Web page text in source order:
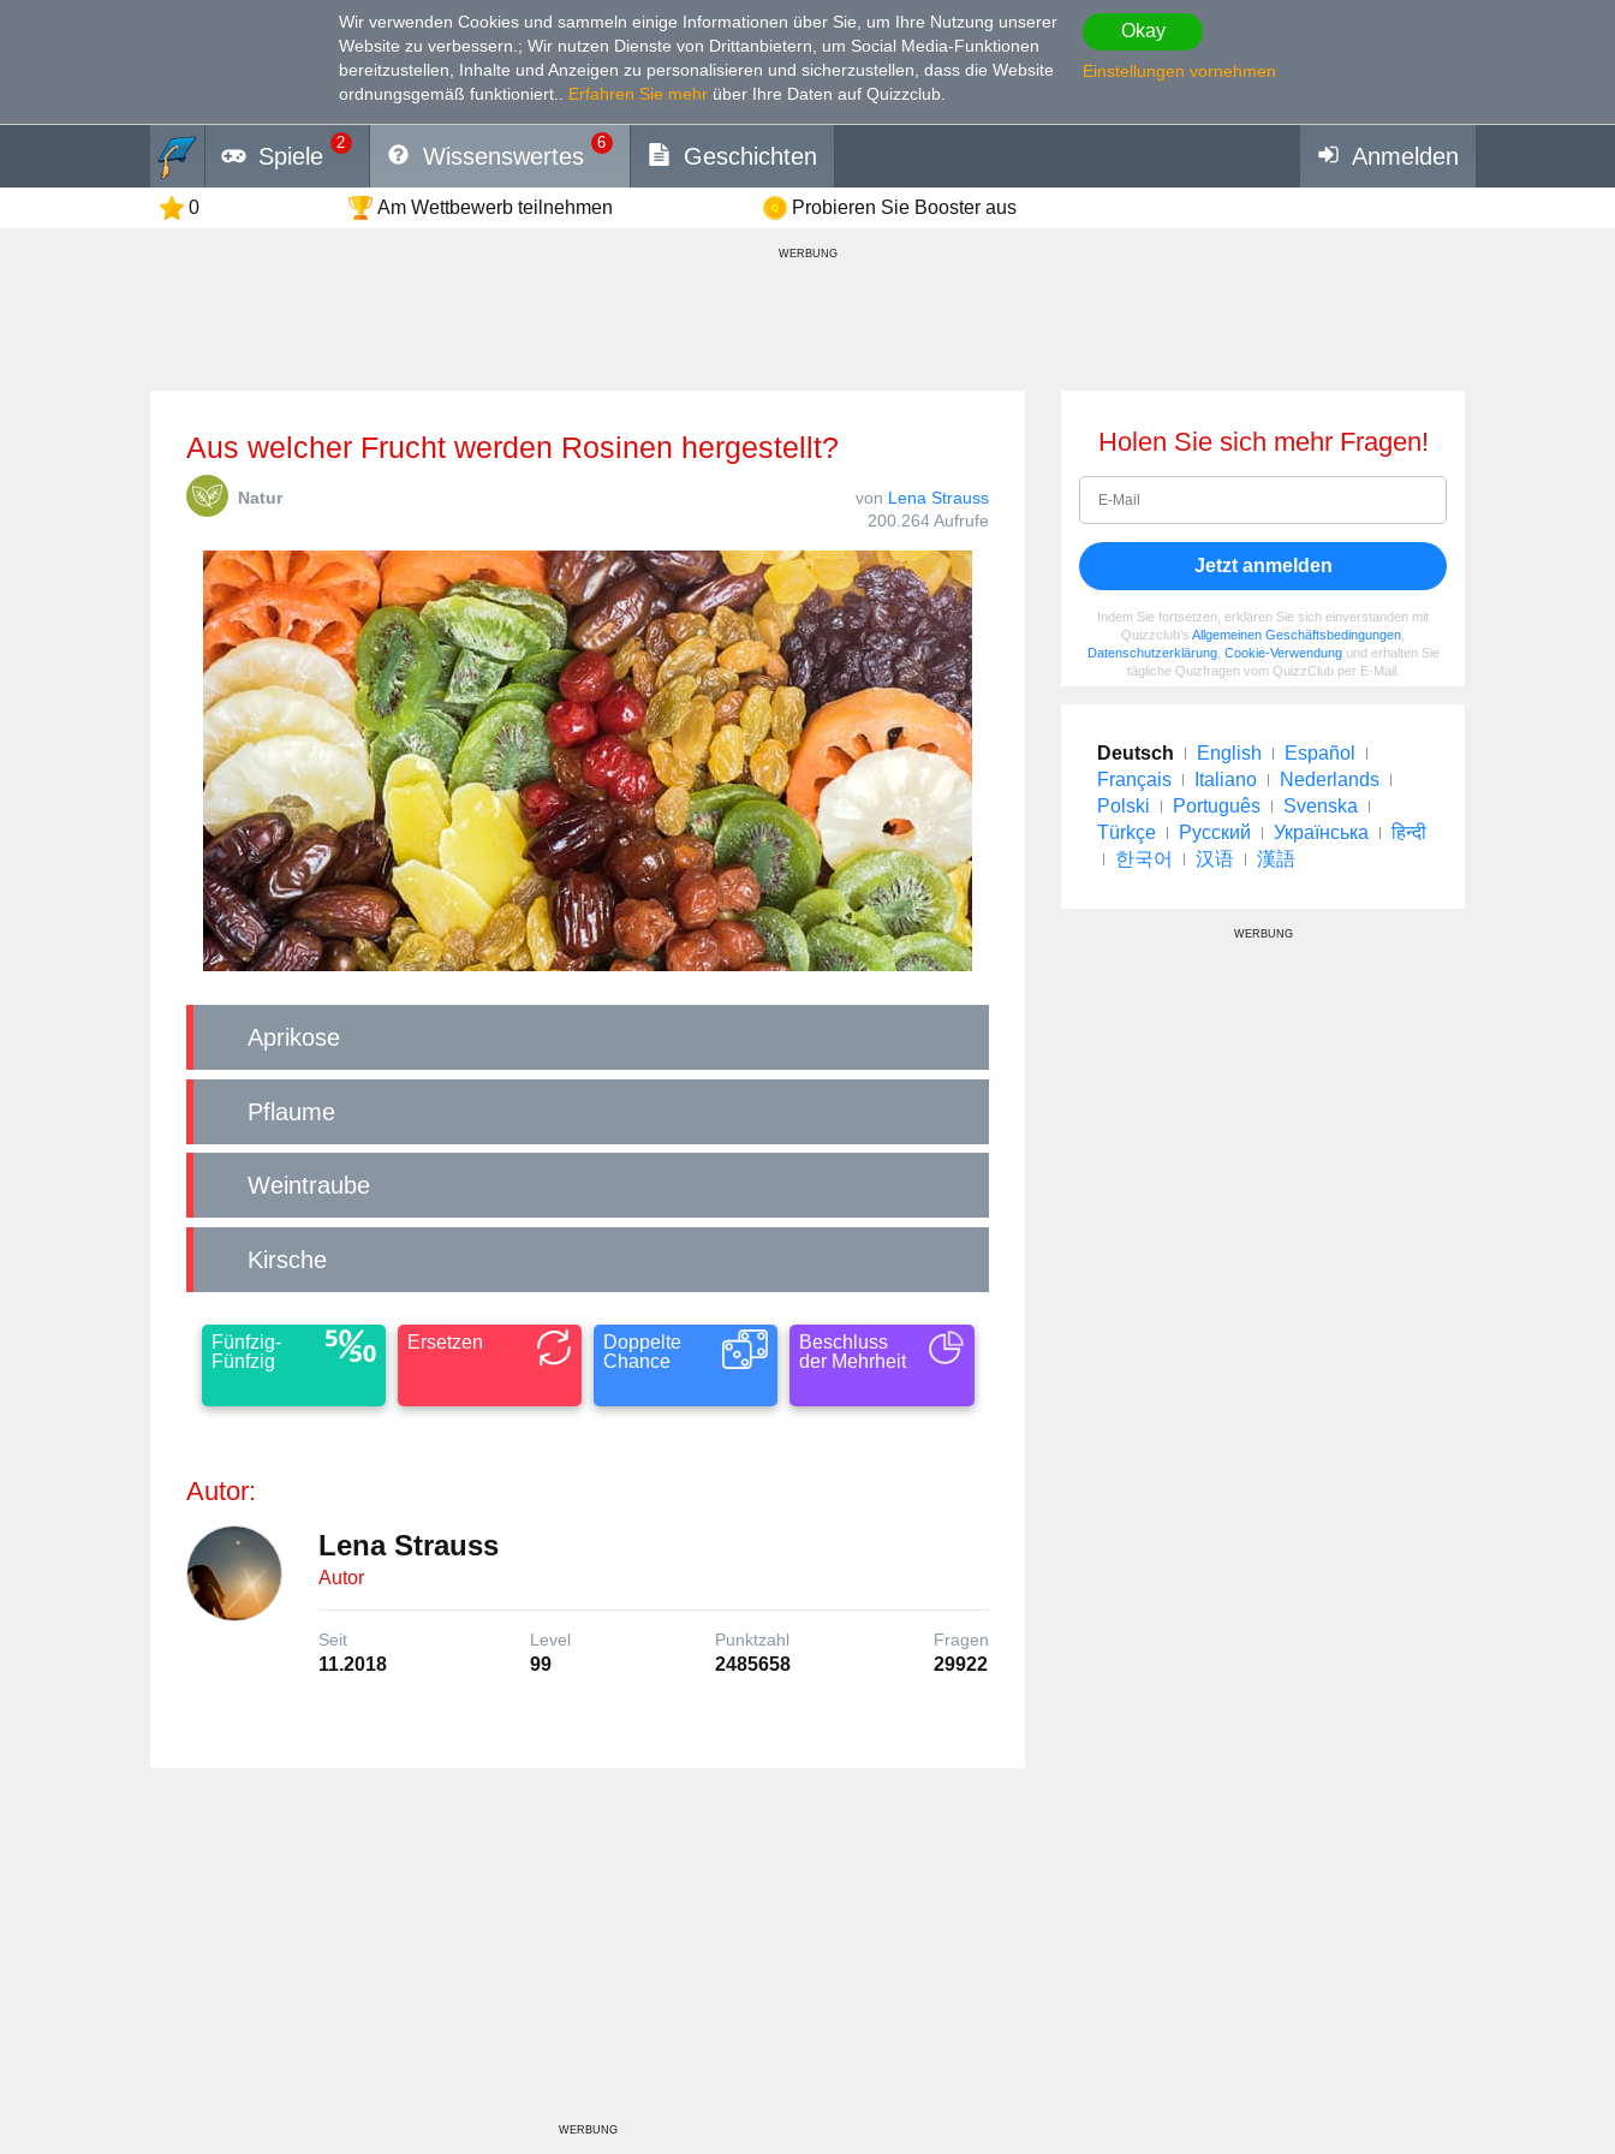
Wir verwenden Cookies und sammeln einige Informationen über Sie, um Ihre Nutzung unserer
Website zu verbessern. ; Wir nutzen Dienste von Drittanbietern, um Social Media-Funktionen
bereitzustellen, Inhalte und Anzeigen zu personalisieren und sicherzustellen, dass die Website
ordnungsgemäß funktioniert.
Erfahren Sie mehr über Ihre Daten auf Quizzclub.
Okay
Einstellungen vornehmen
Spiele
2
Wissenswertes
6
Geschichten Anmelden
0 Am Wettbewerb teilnehmen Probieren Sie Booster aus
WERBUNG
Aus welcher Frucht werden Rosinen hergestellt?
Natur von Lena Strauss
200.264 Aufrufe
Aprikose
Pflaume
Weintraube
Kirsche
Fünfzig-
Fünfzig
Ersetzen
Doppelte
Chance
Beschluss
der Mehrheit
Autor:
Lena Strauss
Autor
Seit
11.2018
Level
99
Punktzahl
2485658
Fragen
29922
WERBUNG
Holen Sie sich mehr Fragen!
Jetzt anmelden
Indem Sie fortsetzen, erklären Sie sich einverstanden mit
Quizzclub's Allgemeinen Geschäftsbedingungen
Datenschutzerklärung, Cookie-Verwendungund erhalten Sie
tägliche Quizfragen vom QuizzClub per E-Mail.
Deutsch English
Español
Français
Italiano
Nederlands
Polski
Português
Svenska
Türkçe
Русский Українська
हिन्दी
한국어
汉语 漢語
WERBUNG